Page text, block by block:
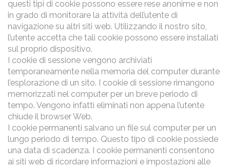
questi tipi di cookie possono essere rese anonime e non
in grado di monitorare la attività dell’utente di
navigazione su altri siti web. Utilizzando il nostro sito,
l’utente accetta che tali cookie possono essere installati
sul proprio dispositivo.
I cookie di sessione vengono archiviati
temporaneamente nella memoria del computer durante
l’esplorazione di un sito. I cookie di sessione rimangono
memorizzati nel computer per un breve periodo di
tempo. Vengono infatti eliminati non appena l’utente
chiude il browser Web.
I cookie permanenti salvano un file sul computer per un
lungo periodo di tempo. Questo tipo di cookie possiede
una data di scadenza. I cookie permanenti consentono
ai siti web di ricordare informazioni e impostazioni alle